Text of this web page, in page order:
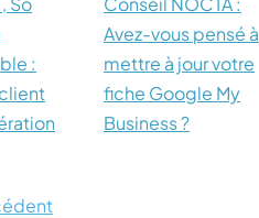
:
Avez-vous pensé à
mettre à jour votre
fiche Google My
Business ?